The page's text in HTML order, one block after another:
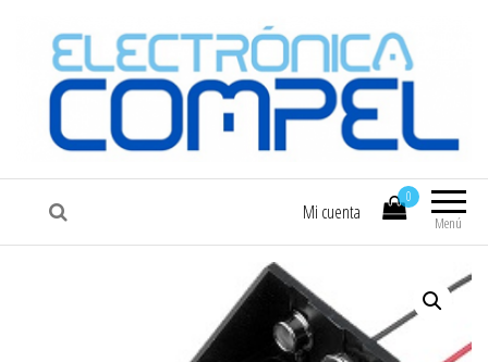
COMPEL Electrónica COMPEL
Menú
0
Mi cuenta